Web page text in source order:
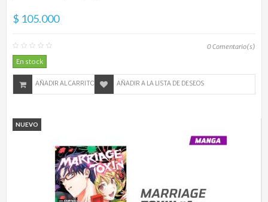
$ 105.000
0Comentario(s)
En stock
AÑADIR AL CARRITO AÑADIR A LA LISTA DE DESEOS
NUEVO